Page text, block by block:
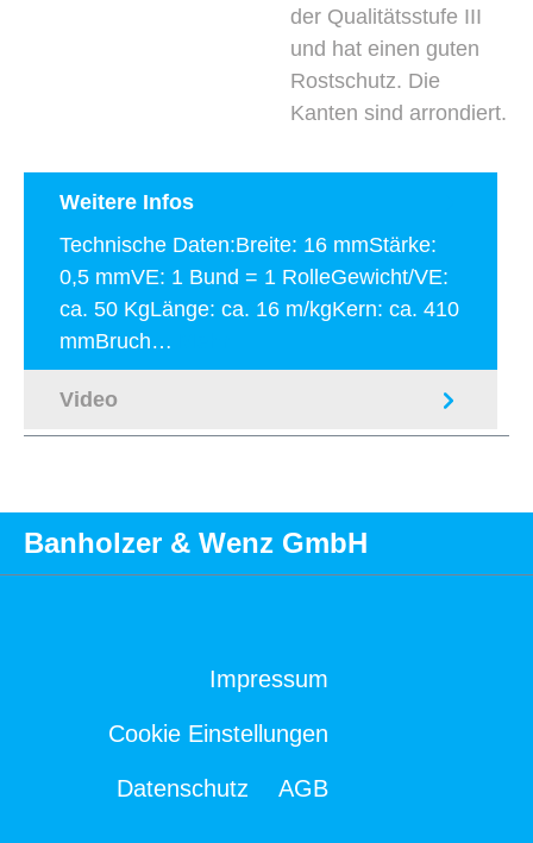
der Qualitätsstufe III
und hat einen guten
Rostschutz. Die
Kanten sind arrondiert.
Weitere Infos
Technische Daten:Breite: 16 mmStärke:
0,5 mmVE: 1 Bund = 1 RolleGewicht/VE:
ca. 50 KgLänge: ca. 16 m/kgKern: ca. 410
mmBruch…
Video
Banholzer & Wenz GmbH
Impressum
Cookie Einstellungen
Datenschutz AGB